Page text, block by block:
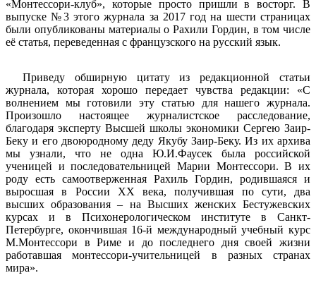
«Монтессори-клуб», которые просто пришли в восторг. В
выпуске №3 этого журнала за 2017 год на шести страницах
были опубликованы материалы о Рахили Гордин, в том числе
её статья, переведенная с французского на русский язык.
Приведу обширную цитату из редакционной статьи
журнала, которая хорошо передает чувства редакции: «С
волнением мы готовили эту статью для нашего журнала.
Произошло настоящее журналистское расследование,
благодаря эксперту Высшей школы экономики Сергею Заир-
Беку и его двоюродному деду Якубу Заир-Беку. Из их архива
мы узнали, что не одна Ю.И.Фаусек была российской
ученицей и последовательницей Марии Монтессори. В их
роду есть самоотверженная Рахиль Гордин, родившаяся и
выросшая в России ХХ века, получившая по сути, два
высших образования – на Высших женских Бестужевских
курсах и в Психонерологическом институте в Санкт-
Петербурге, окончившая 16-й международный учебный курс
М.Монтессори в Риме и до последнего дня своей жизни
работавшая монтессори-учительницей в разных странах
мира».